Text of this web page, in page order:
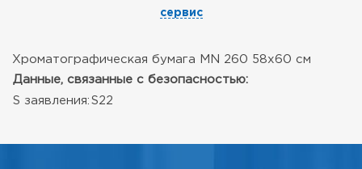
сервис
Хроматографическая бумага MN 260 58x60 см
Данные, связанные с безопасностью:
S заявления: S22